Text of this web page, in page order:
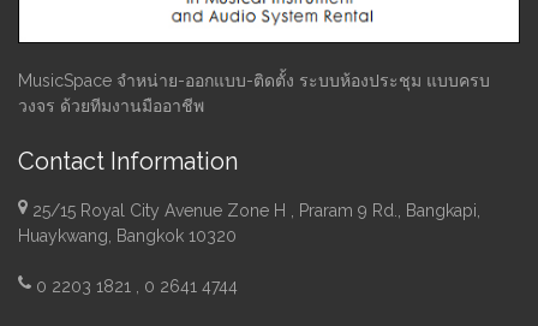
MusicSpace จำหน่าย-ออกแบบ-ติดตั้ง ระบบห้องประชุม แบบครบ
วงจร ด้วยทีมงานมืออาชีพ
Contact Information
25/15 Royal City Avenue Zone H , Praram 9 Rd., Bangkapi,
Huaykwang, Bangkok 10320
0 2203 1821 , 0 2641 4744